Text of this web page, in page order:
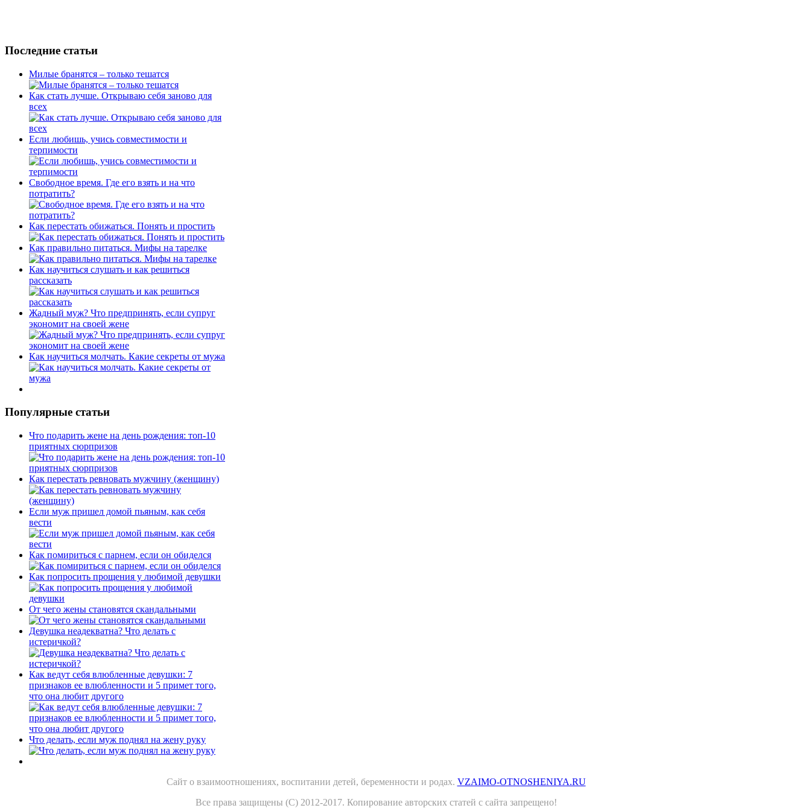
Последние статьи
Милые бранятся – только тешатся
Как стать лучше. Открываю себя заново для
всех
Если любишь, учись совместимости и
терпимости
Свободное время. Где его взять и на что
потратить?
Как перестать обижаться. Понять и простить
Как правильно питаться. Мифы на тарелке
Как научиться слушать и как решиться
рассказать
Жадный муж? Что предпринять, если супруг
экономит на своей жене
Как научиться молчать. Какие секреты от мужа
Популярные статьи
Что подарить жене на день рождения: топ-10
приятных сюрпризов
Как перестать ревновать мужчину (женщину)
Если муж пришел домой пьяным, как себя
вести
Как помириться с парнем, если он обиделся
Как попросить прощения у любимой девушки
От чего жены становятся скандальными
Девушка неадекватна? Что делать с
истеричкой?
Как ведут себя влюбленные девушки: 7
признаков ее влюбленности и 5 примет того,
что она любит другого
Что делать, если муж поднял на жену руку
Сайт о взаимоотношениях, воспитании детей, беременности и родах. VZAIMO-OTNOSHENIYA.RU
Все права защищены (С) 2012-2017. Копирование авторских статей с сайта запрещено!